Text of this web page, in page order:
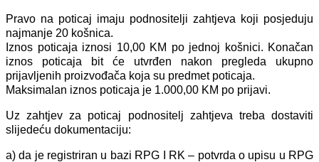
Pravo na poticaj imaju podnositelji zahtjeva koji posjeduju
najmanje 20 košnica.
Iznos poticaja iznosi 10,00 KM po jednoj košnici. Konačan
iznos poticaja bit će utvrđen nakon pregleda ukupno
prijavljenih proizvođača koja su predmet poticaja.
Maksimalan iznos poticaja je 1.000,00 KM po prijavi.
Uz zahtjev za poticaj podnositelj zahtjeva treba dostaviti
slijedeću dokumentaciju:
a) da je registriran u bazi RPG I RK – potvrda o upisu u RPG